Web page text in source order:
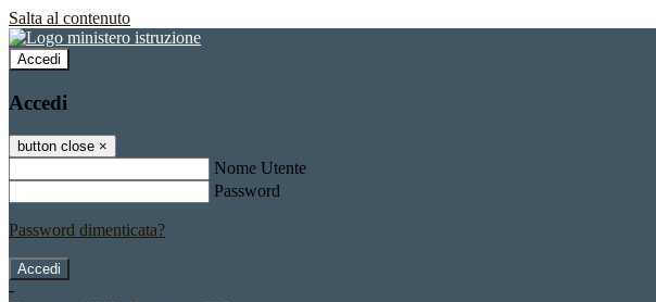
Salta al contenuto
Accedi
Accedi
button close ×
Nome Utente
Password
Password dimenticata?
-